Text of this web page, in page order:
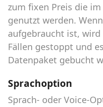
zum fixen Preis die
genutzt werden.
aufgebraucht ist,
Fällen gestoppt und
Datenpaket gebucht
Sprachoption
Sprach- oder Voice-